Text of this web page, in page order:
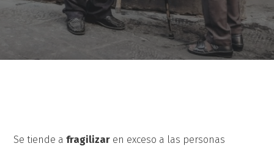
Se tiende afragilizar en exceso a las personas